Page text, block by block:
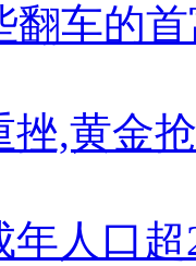
翻车的
挫,黄金
年人口超